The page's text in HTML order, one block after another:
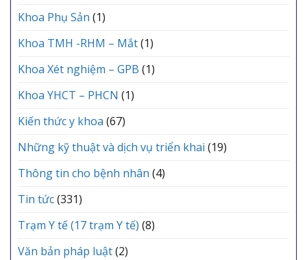
Khoa Phụ Sản (1)
Khoa TMH -RHM – Mắt(1)
Khoa Xét nghiệm – GPB (1)
Khoa YHCT – PHCN (1)
Kiến thức y khoa (67)
Những kỹ thuật và dịch vụ triển khai (19)
Thông tin cho bệnh nhân (4)
Tin tức(331)
Trạm Y tế (17 trạm Y tế) (8)
Văn bản pháp luật(2)